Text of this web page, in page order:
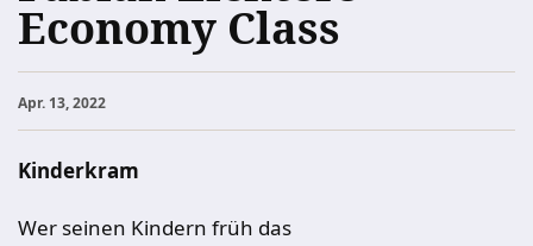
Economy Class
Apr. 13, 2022
Kinderkram
Wer seinen Kindern früh das